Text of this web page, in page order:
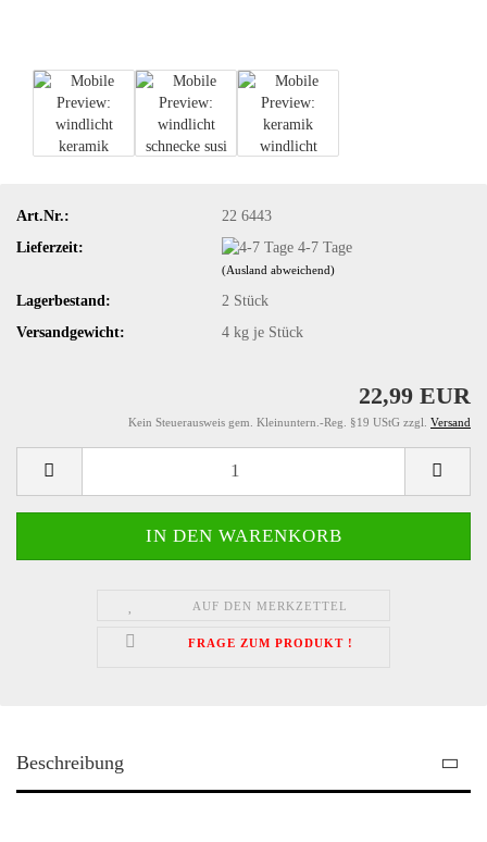
Art.Nr.:
22 6443
Lieferzeit:
4-7 Tage
(Ausland abweichend)
Lagerbestand: 2 Stück
Versandgewicht:
4 kg je Stück
22,99 EUR
Kein Steuerausweis gem. Kleinuntern.-Reg. §19 UStG zzgl. Versand
AUF DEN MERKZETTEL
FRAGE ZUM PRODUKT !
Beschreibung